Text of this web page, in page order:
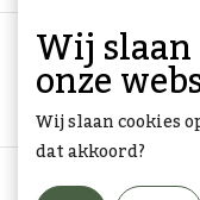
Algemene
Wij
onze
Wij slaan cookies
dat akkoord?